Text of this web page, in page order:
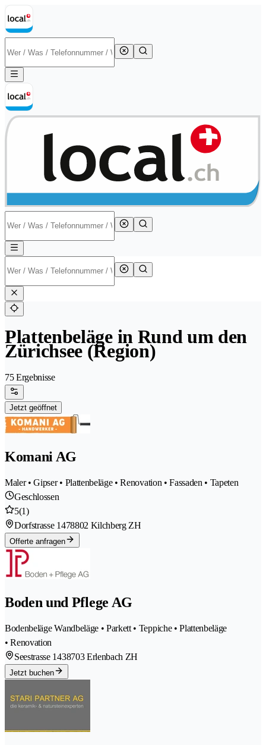
Plattenbeläge in Rund um den
Zürichsee (Region)
75 Ergebnisse
Jetzt geöffnet
Komani AG
Maler • Gipser • Plattenbeläge • Renovation • Fassaden • Tapeten
Geschlossen
5(1)
Dorfstrasse 1478802 Kilchberg ZH
Offerte anfragen
Boden und Pflege AG
Bodenbeläge Wandbeläge • Parkett • Teppiche • Plattenbeläge
• Renovation
Seestrasse 1438703 Erlenbach ZH
Jetzt buchen